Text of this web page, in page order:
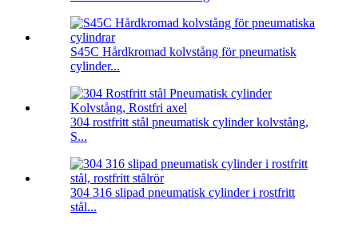
S45C Hårdkromad kolvstång för pneumatisk
cylinder...
304 rostfritt stål pneumatisk cylinder kolvstång,
S...
304 316 slipad pneumatisk cylinder i rostfritt
stål...